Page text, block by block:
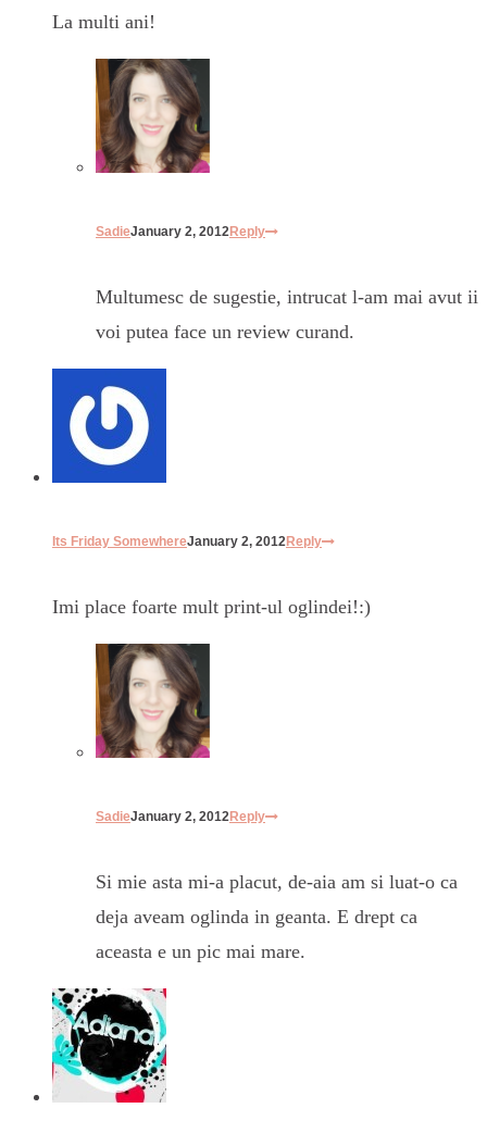
La multi ani!
SadieJanuary 2, 2012Reply
Multumesc de sugestie, intrucat l-am mai avut ii
voi putea face un review curand.
Its Friday SomewhereJanuary 2, 2012Reply
Imi place foarte mult print-ul oglindei!:)
SadieJanuary 2, 2012Reply
Si mie asta mi-a placut, de-aia am si luat-o ca
deja aveam oglinda in geanta. E drept ca
aceasta e un pic mai mare.